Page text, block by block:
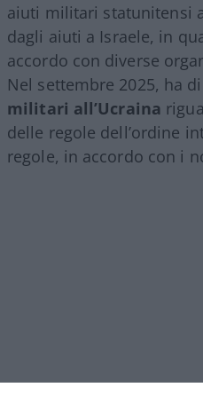
aiuti militari statunitensi
dagli aiuti a Israele, in
accordo con diverse
Nel settembre 2025, ha
militari all’Ucraina
delle regole dell’ordine
regole, in accordo con i